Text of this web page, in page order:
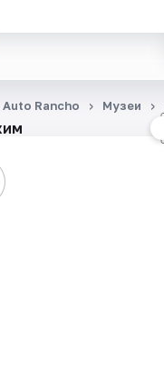
Auto Rancho Музеи